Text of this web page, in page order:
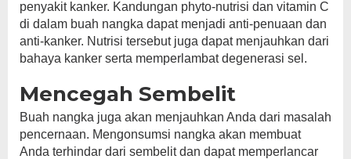
penyakit kanker. Kandungan phyto-nutrisi dan vitamin C
di dalam buah nangka dapat menjadi anti-penuaan dan
anti-kanker. Nutrisi tersebut juga dapat menjauhkan dari
bahaya kanker serta memperlambat degenerasi sel.
Mencegah Sembelit
Buah nangka juga akan menjauhkan Anda dari masalah
pencernaan. Mengonsumsi nangka akan membuat
Anda terhindar dari sembelit dan dapat memperlancar